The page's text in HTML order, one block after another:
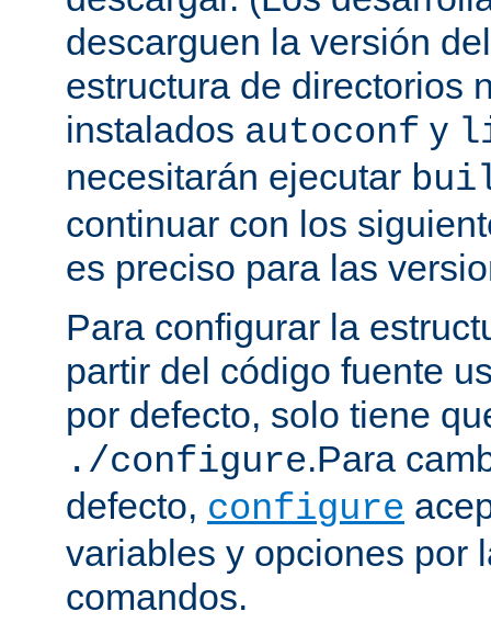
descarguen la versión
estructura de directorios
instalados autoconf y
necesitarán ejecutar
continuar con los
es preciso para las
Para configurar la
partir del código fuente
por defecto, solo tiene
./configure.Para
defecto, configure
variables y opciones por
comandos.